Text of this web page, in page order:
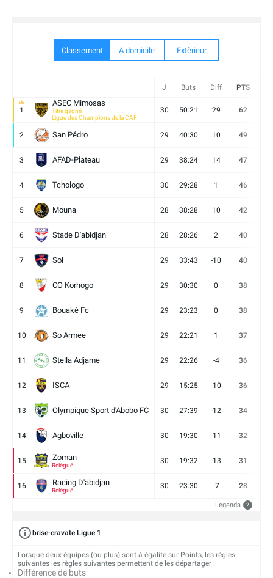
Classement A domicile Extèrieur
J Buts Diff PTS
1
ASEC Mimosas
Titre gagné
Ligue des Champions de la CAF
30 50:21 29 62
2 San Pédro 29 40:30 10 49
3 AFAD-Plateau 29 38:24 14 47
4 Tchologo 30 29:28 1 46
5 Mouna 28 38:28 10 42
6 Stade D'abidjan 28 28:26 2 40
7 Sol 29 33:43 -10 40
8 CO Korhogo 29 30:30 0 38
9 Bouaké Fc 29 23:23 0 38
10 So Armee 29 22:21 1 37
11 Stella Adjame 29 22:26 -4 36
12 ISCA 29 15:25 -10 36
13 Olympique Sport d'Abobo FC 30 27:39 -12 34
14 Agboville 30 19:30 -11 32
15 Zoman
Relégué
30 19:32 -13 31
16 Racing D'abidjan
Relégué
30 23:30 -7 28
Legenda ?
brise-cravate Ligue 1
Lorsque deux équipes (ou plus) sont à égalité sur Points, les règles
suivantes les règles suivantes permettent de les départager :
Différence de buts